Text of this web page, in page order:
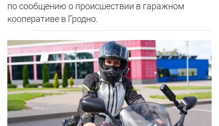
по сообщению о происшествии в гаражном
кооперативе в Гродно.